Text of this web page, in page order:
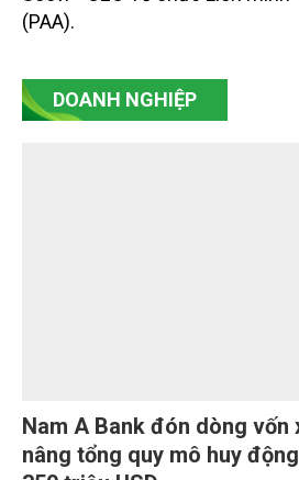
trường Nguyễn Hoàng Hiệp tiếp
Seow - CEO Tổ chức Liên minh